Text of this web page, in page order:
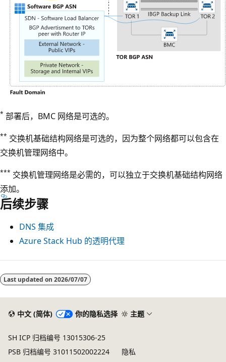
* 部署后，BMC 网络是可选的。
** 交换机基础结构网络是可选的，因为整个网络都可以包含在
交换机管理网络中。
*** 交换机管理网络是必需的，可以独立于交换机基础结构网络
添加。
后续步骤
DNS 集成
Azure Stack Hub 的透明代理
阅
读Last updated on 2026/07/07
中文 (简体) 你的隐私选择 主题
SH ICP 归档编号 13015306-25
PSB 归档编号 31011502002224
隐私